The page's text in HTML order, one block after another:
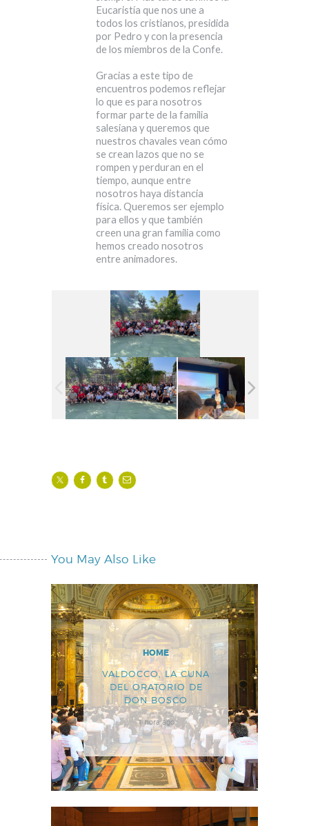
Eucaristía que nos une a
todos los cristianos, presidida
por Pedro y con la presencia
de los miembros de la Confe.
Gracias a este tipo de
encuentros podemos reflejar
lo que es para nosotros
formar parte de la familia
salesiana y queremos que
nuestros chavales vean cómo
se crean lazos que no se
rompen y perduran en el
tiempo, aunque entre
nosotros haya distancia
física. Queremos ser ejemplo
para ellos y que también
creen una gran familia como
hemos creado nosotros
entre animadores.
You May Also Like
HOME
VALDOCCO, LA CUNA
DEL ORATORIO DE
DON BOSCO
1 hora ago